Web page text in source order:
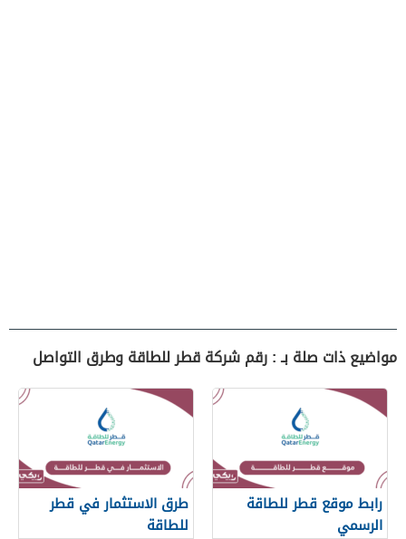
مواضيع ذات صلة بـ : رقم شركة قطر للطاقة وطرق التواصل
رابط موقع قطر للطاقة
الرسمي
طرق الاستثمار في قطر
للطاقة